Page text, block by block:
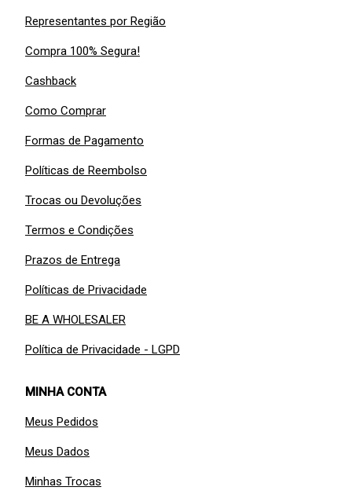
Representantes por Região
Compra 100% Segura!
Cashback
Como Comprar
Formas de Pagamento
Políticas de Reembolso
Trocas ou Devoluções
Termos e Condições
Prazos de Entrega
Políticas de Privacidade
BE A WHOLESALER
Política de Privacidade - LGPD
MINHA CONTA
Meus Pedidos
Meus Dados
Minhas Trocas